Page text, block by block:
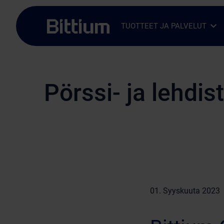
Siirry sisältöön
TUOTTEET JA PALVELUTAvaa alavalikko
Sulje alavalikko
Pörssi- ja
01. Syyskuuta 2023